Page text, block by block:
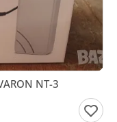
NT-3